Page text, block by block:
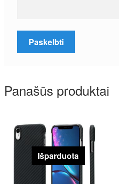
Panašūs produktai
Išparduota